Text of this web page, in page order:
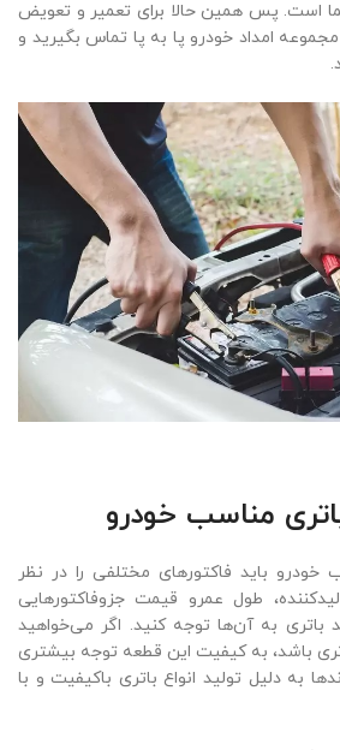
است. پس همین حالا برای تعمیر و تعویض
امداد خودرو پا به پا تماس بگیرید و
مناسب خودرو
خودرو باید فاکتور‌های مختلفی را در نظر
طول عمرو قیمت جزوفاکتور‌هایی
باتری به آن‌ها توجه کنید. اگر می‌خواهید
باشد، به کیفیت این قطعه توجه بیشتری
به دلیل تولید انواع باتری باکیفیت و با